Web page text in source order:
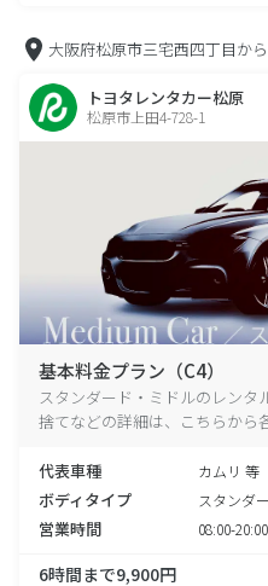
大阪府松原市三宅西四丁目から
トヨタレンタカー松原
松原市上田4-728-1
基本料金プラン（C4）
スタンダード・ミドルのレンタ
捨てなどの詳細は、こちらから
代表車種 カムリ 等
ボディタイプ スタンダ
営業時間 08:00-20:00
6時間まで9,900円